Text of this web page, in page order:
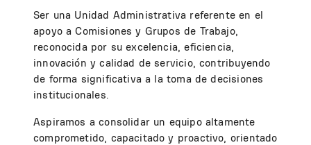
Ser una Unidad Administrativa referente en el
apoyo a Comisiones y Grupos de Trabajo,
reconocida por su excelencia, eficiencia,
innovación y calidad de servicio, contribuyendo
de forma significativa a la toma de decisiones
institucionales.
Aspiramos a consolidar un equipo altamente
comprometido, capacitado y proactivo, orientado